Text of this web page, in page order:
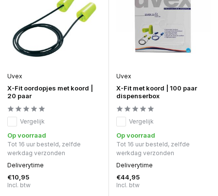
Uvex
X-Fit oordopjes met koord |
20 paar
Vergelijk
Op voorraad
Tot 16 uur besteld, zelfde
werkdag verzonden
Deliverytime
€10,95
Incl. btw
Uvex
X-Fit met koord | 100 paar
dispenserbox
Vergelijk
Op voorraad
Tot 16 uur besteld, zelfde
werkdag verzonden
Deliverytime
€44,95
Incl. btw